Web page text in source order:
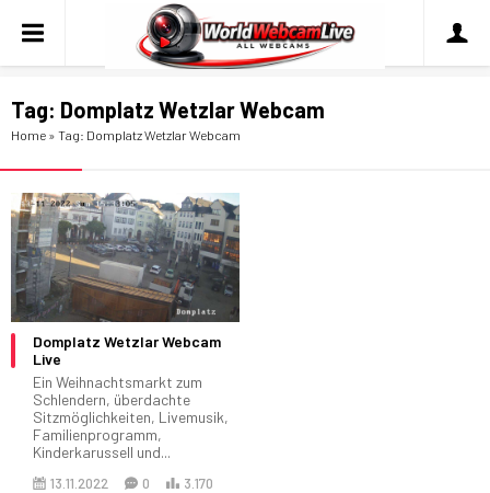
Tag: Domplatz Wetzlar Webcam
Home » Tag: Domplatz Wetzlar Webcam
Domplatz Wetzlar Webcam
Live
Ein Weihnachtsmarkt zum
Schlendern, überdachte
Sitzmöglichkeiten, Livemusik,
Familienprogramm,
Kinderkarussell und...
13.11.2022 0 3.170